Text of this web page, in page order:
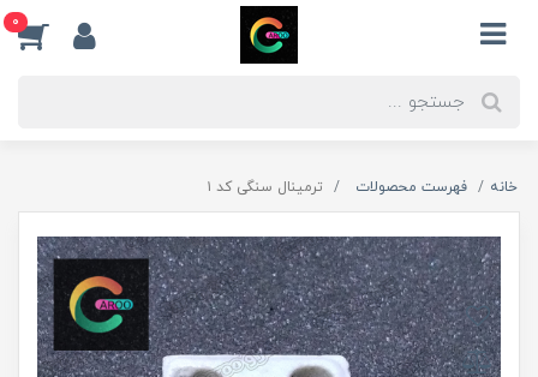
0
خانه فهرست محصولات ترمینال سنگی کد ۱